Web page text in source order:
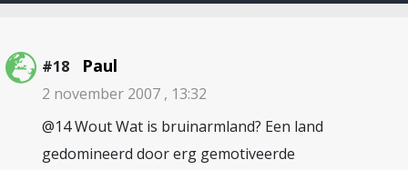
#18 Paul
2 november 2007 , 13:32
@14 Wout Wat is bruinarmland? Een land
gedomineerd door erg gemotiveerde